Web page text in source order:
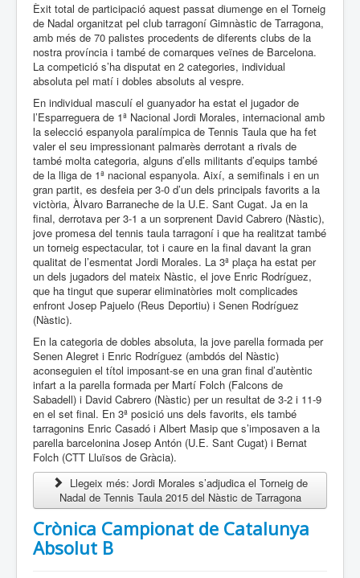
Èxit total de participació aquest passat diumenge en el Torneig
de Nadal organitzat pel club tarragoní Gimnàstic de Tarragona,
amb més de 70 palistes procedents de diferents clubs de la
nostra província i també de comarques veïnes de Barcelona.
La competició s’ha disputat en 2 categories, individual
absoluta pel matí i dobles absoluts al vespre.
En individual masculí el guanyador ha estat el jugador de
l’Esparreguera de 1ª Nacional Jordi Morales, internacional amb
la selecció espanyola paralímpica de Tennis Taula que ha fet
valer el seu impressionant palmarès derrotant a rivals de
també molta categoria, alguns d’ells militants d’equips també
de la lliga de 1ª nacional espanyola. Així, a semifinals i en un
gran partit, es desfeia per 3-0 d’un dels principals favorits a la
victòria, Àlvaro Barraneche de la U.E. Sant Cugat. Ja en la
final, derrotava per 3-1 a un sorprenent David Cabrero (Nàstic),
jove promesa del tennis taula tarragoní i que ha realitzat també
un torneig espectacular, tot i caure en la final davant la gran
qualitat de l’esmentat Jordi Morales. La 3ª plaça ha estat per
un dels jugadors del mateix Nàstic, el jove Enric Rodríguez,
que ha tingut que superar eliminatòries molt complicades
enfront Josep Pajuelo (Reus Deportiu) i Senen Rodríguez
(Nàstic).
En la categoria de dobles absoluta, la jove parella formada per
Senen Alegret i Enric Rodríguez (ambdós del Nàstic)
aconseguien el títol imposant-se en una gran final d’autèntic
infart a la parella formada per Martí Folch (Falcons de
Sabadell) i David Cabrero (Nàstic) per un resultat de 3-2 i 11-9
en el set final. En 3ª posició uns dels favorits, els també
tarragonins Enric Casadó i Albert Masip que s’imposaven a la
parella barcelonina Josep Antón (U.E. Sant Cugat) i Bernat
Folch (CTT Lluïsos de Gràcia).
Llegeix més: Jordi Morales s’adjudica el Torneig de
Nadal de Tennis Taula 2015 del Nàstic de Tarragona
Crònica Campionat de Catalunya
Absolut B